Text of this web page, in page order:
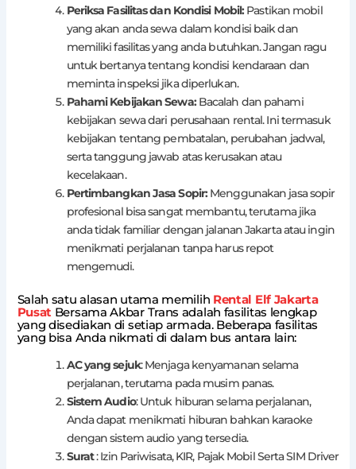
Periksa Fasilitas dan Kondisi Mobil:Pastikan mobil
yang akan anda sewa dalam kondisi baik dan
memiliki fasilitas yang anda butuhkan. Jangan ragu
untuk bertanya tentang kondisi kendaraan dan
meminta inspeksi jika diperlukan.
Pahami Kebijakan Sewa:Bacalah dan pahami
kebijakan sewa dari perusahaan rental. Ini termasuk
kebijakan tentang pembatalan, perubahan jadwal,
serta tanggung jawab atas kerusakan atau
kecelakaan.
Pertimbangkan Jasa Sopir:Menggunakan jasa sopir
profesional bisa sangat membantu, terutama jika
anda tidak familiar dengan jalanan Jakarta atau ingin
menikmati perjalanan tanpa harus repot
mengemudi.
Salah satu alasan utama memilih Rental Elf Jakarta
Pusat Bersama Akbar Trans adalah fasilitas lengkap
yang disediakan di setiap armada. Beberapa fasilitas
yang bisa Anda nikmati di dalam bus antara lain:
AC yang sejuk: Menjaga kenyamanan selama
perjalanan, terutama pada musim panas.
Sistem Audio: Untuk hiburan selama perjalanan,
Anda dapat menikmati hiburan bahkan karaoke
dengan sistem audio yang tersedia.
Surat: Izin Pariwisata, KIR, Pajak Mobil Serta SIM Driver